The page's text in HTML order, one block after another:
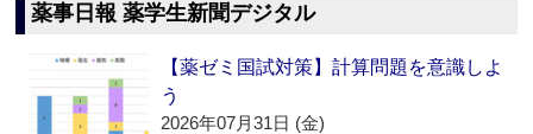
薬事日報 薬学生新聞デジタル
【薬ゼミ国試対策】計算問題を意識しよ
う
2026年07月31日 (金)